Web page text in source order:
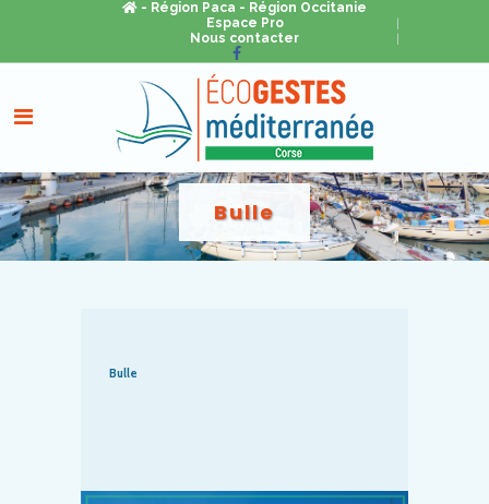
- Région Paca - Région Occitanie
Espace Pro
Nous contacter
Bulle
Bulle